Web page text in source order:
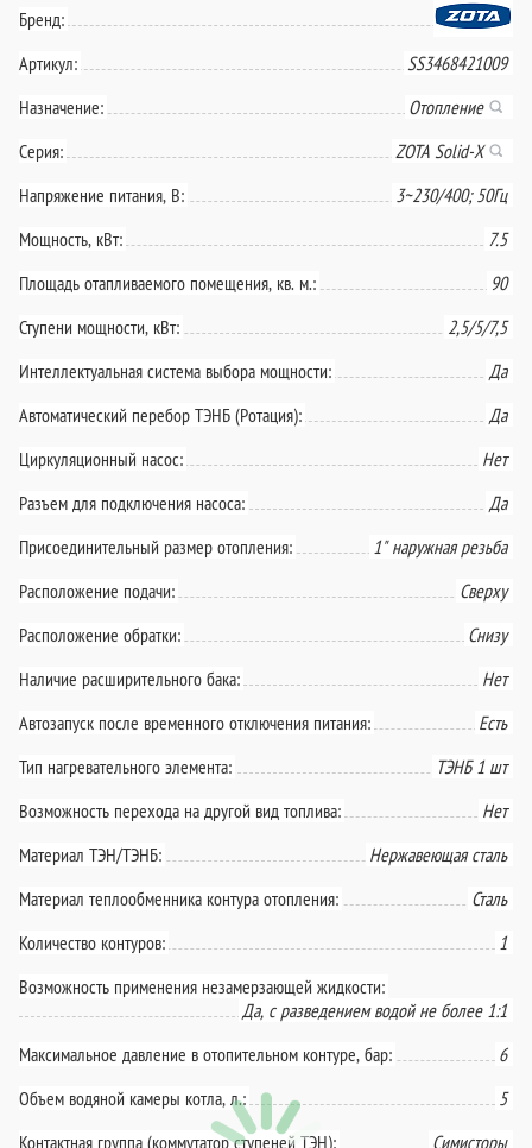
Бренд:
Артикул:
SS3468421009
Назначение:
Отопление
Серия:
ZOTA Solid-X
Напряжение питания, В:
3~230/400; 50Гц
Мощность, кВт:
7.5
Площадь отапливаемого помещения, кв. м.:
90
Ступени мощности, кВт:
2,5/5/7,5
Интеллектуальная система выбора мощности:
Да
Автоматический перебор ТЭНБ (Ротация):
Да
Циркуляционный насос:
Нет
Разъем для подключения насоса:
Да
Присоединительный размер отопления:
1" наружная резьба
Расположение подачи:
Сверху
Расположение обратки:
Снизу
Наличие расширительного бака:
Нет
Автозапуск после временного отключения питания:
Есть
Тип нагревательного элемента:
ТЭНБ 1 шт
Возможность перехода на другой вид топлива:
Нет
Материал ТЭН/ТЭНБ:
Нержавеющая сталь
Материал теплообменника контура отопления:
Сталь
Количество контуров:
1
Возможность применения незамерзающей жидкости:
Да, с разведением водой не более 1:1
Максимальное давление в отопительном контуре, бар:
6
Объем водяной камеры котла, л.:
5
Контактная группа (коммутатор ступеней ТЭН):
Симисторы